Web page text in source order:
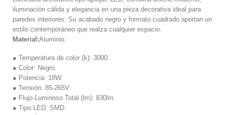
iluminación cálida y elegancia en una pieza decorativa ideal para
paredes interiores. Su acabado negro y formato cuadrado aportan un
estilo contemporáneo que realza cualquier espacio.
Material:Aluminio.
● Temperatura de color (k): 3000.
● Color: Negro.
● Potencia: 18W.
● Tensión: 85-265V.
● Flujo Luminoso Total (lm): 830lm.
● Tipo LED: SMD.